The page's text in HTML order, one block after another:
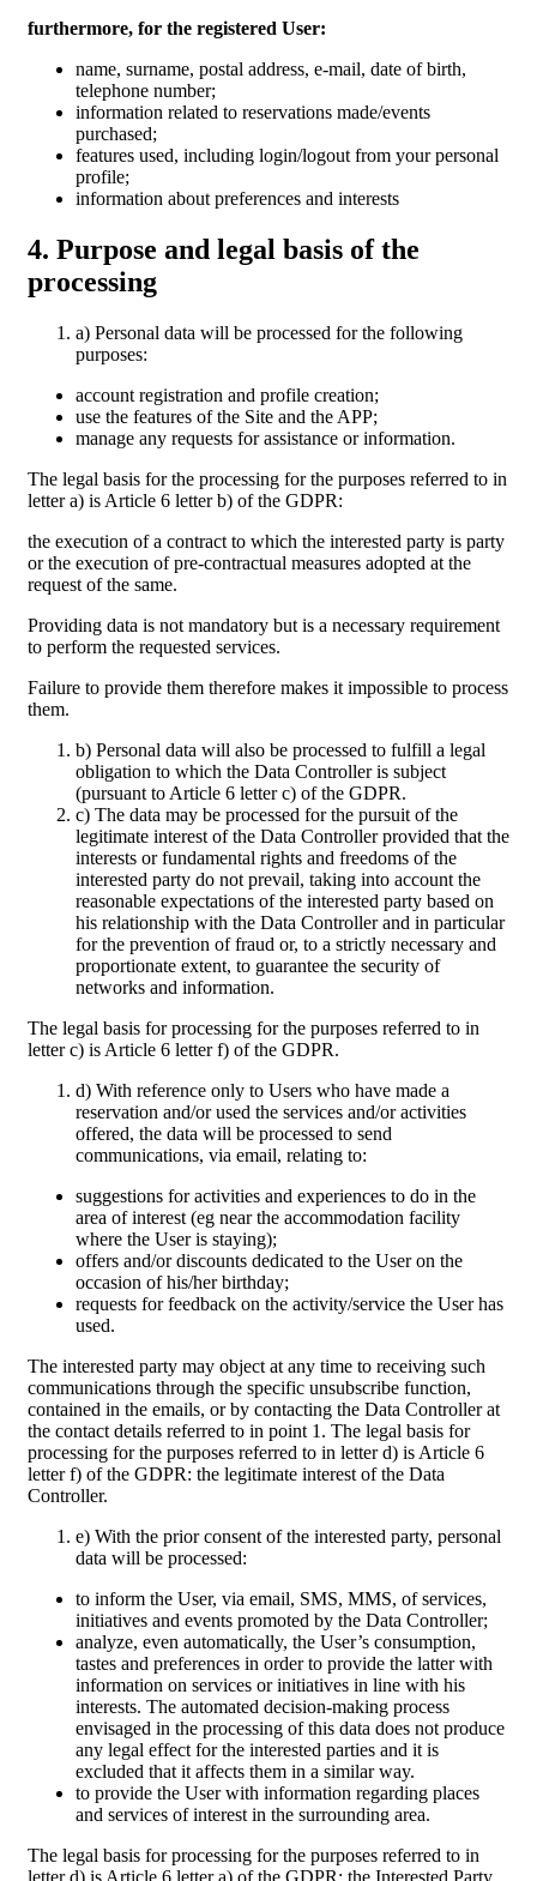
furthermore, for the registered User:
name, surname, postal address, e-mail, date of birth,
telephone number;
information related to reservations made/events
purchased;
features used, including login/logout from your personal
profile;
information about preferences and interests
4. Purpose and legal basis of the
processing
a) Personal data will be processed for the following
purposes:
account registration and profile creation;
use the features of the Site and the APP;
manage any requests for assistance or information.
The legal basis for the processing for the purposes referred to in
letter a) is Article 6 letter b) of the GDPR:
the execution of a contract to which the interested party is party
or the execution of pre-contractual measures adopted at the
request of the same.
Providing data is not mandatory but is a necessary requirement
to perform the requested services.
Failure to provide them therefore makes it impossible to process
them.
b) Personal data will also be processed to fulfill a legal
obligation to which the Data Controller is subject
(pursuant to Article 6 letter c) of the GDPR.
c) The data may be processed for the pursuit of the
legitimate interest of the Data Controller provided that the
interests or fundamental rights and freedoms of the
interested party do not prevail, taking into account the
reasonable expectations of the interested party based on
his relationship with the Data Controller and in particular
for the prevention of fraud or, to a strictly necessary and
proportionate extent, to guarantee the security of
networks and information.
The legal basis for processing for the purposes referred to in
letter c) is Article 6 letter f) of the GDPR.
d) With reference only to Users who have made a
reservation and/or used the services and/or activities
offered, the data will be processed to send
communications, via email, relating to:
suggestions for activities and experiences to do in the
area of interest (eg near the accommodation facility
where the User is staying);
offers and/or discounts dedicated to the User on the
occasion of his/her birthday;
requests for feedback on the activity/service the User has
used.
The interested party may object at any time to receiving such
communications through the specific unsubscribe function,
contained in the emails, or by contacting the Data Controller at
the contact details referred to in point 1. The legal basis for
processing for the purposes referred to in letter d) is Article 6
letter f) of the GDPR: the legitimate interest of the Data
Controller.
e) With the prior consent of the interested party, personal
data will be processed:
to inform the User, via email, SMS, MMS, of services,
initiatives and events promoted by the Data Controller;
analyze, even automatically, the User’s consumption,
tastes and preferences in order to provide the latter with
information on services or initiatives in line with his
interests. The automated decision-making process
envisaged in the processing of this data does not produce
any legal effect for the interested parties and it is
excluded that it affects them in a similar way.
to provide the User with information regarding places
and services of interest in the surrounding area.
The legal basis for processing for the purposes referred to in
letter d) is Article 6 letter a) of the GDPR: the Interested Party